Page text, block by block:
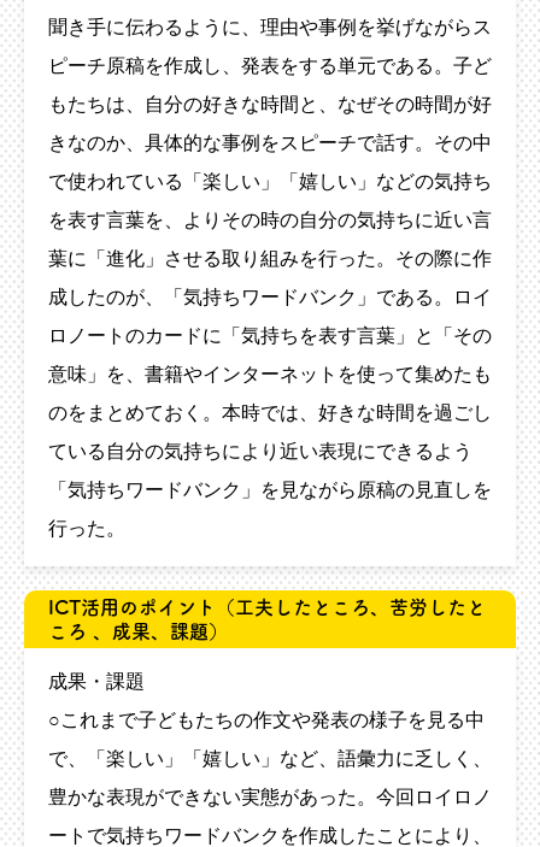
聞き手に伝わるように、理由や事例を挙げながらス
ピーチ原稿を作成し、発表をする単元である。子ど
もたちは、自分の好きな時間と、なぜその時間が好
きなのか、具体的な事例をスピーチで話す。その中
で使われている「楽しい」「嬉しい」などの気持ち
を表す言葉を、よりその時の自分の気持ちに近い言
葉に「進化」させる取り組みを行った。その際に作
成したのが、「気持ちワードバンク」である。ロイ
ロノートのカードに「気持ちを表す言葉」と「その
意味」を、書籍やインターネットを使って集めたも
のをまとめておく。本時では、好きな時間を過ごし
ている自分の気持ちにより近い表現にできるよう
「気持ちワードバンク」を見ながら原稿の見直しを
行った。
ICT活用のポイント
（工夫したところ、苦労したと
ころ 、成果、課題）
成果・課題
○これまで子どもたちの作文や発表の様子を見る中
で、「楽しい」「嬉しい」など、語彙力に乏しく、
豊かな表現ができない実態があった。今回ロイロノ
ートで気持ちワードバンクを作成したことにより、